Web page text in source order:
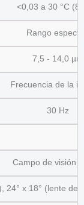
<0,03 a 30 °C
Rango
7,5 - 14,0 µm
Frecuencia de la
30 Hz
Campo de visión
24° x 18° (lente de